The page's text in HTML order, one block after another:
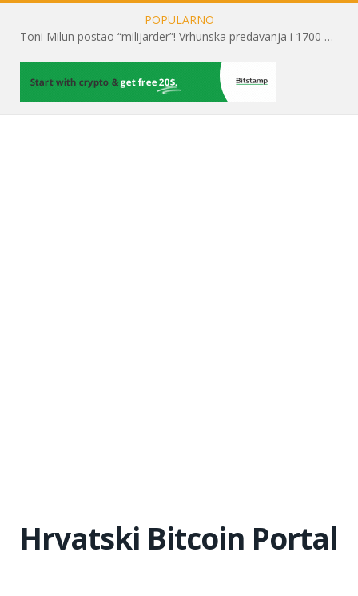
POPULARNO
Toni Milun postao “milijarder”! Vrhunska predavanja i 1700 posjetitelja obilježili su mjesec financijske pismenosti
Hrvatski Bitcoin Portal